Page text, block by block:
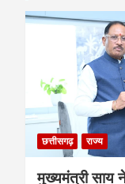
छत्तीसगढ़ राज्य
मुख्यमंत्री साय